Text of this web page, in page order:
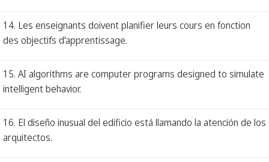
14. Les enseignants doivent planifier leurs cours en fonction
des objectifs d'apprentissage.
15. AI algorithms are computer programs designed to simulate
intelligent behavior.
16. El diseño inusual del edificio está llamando la atención de los
arquitectos.